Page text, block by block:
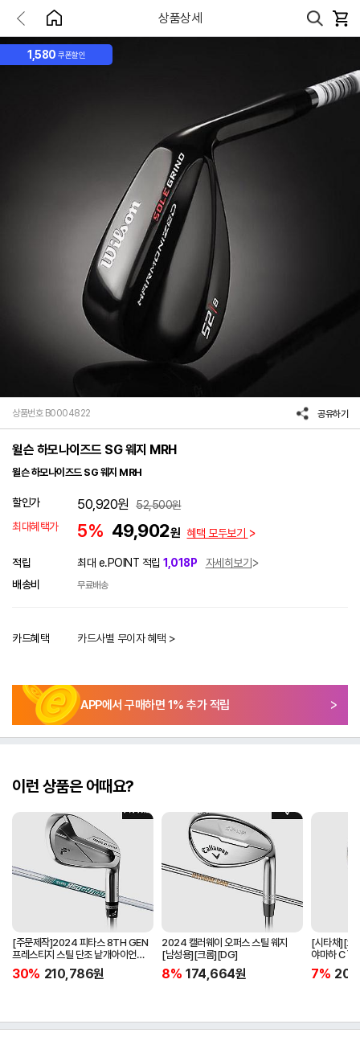
상품상세
1,580 쿠폰할인
상품번호 B0004822 공유하기
윌슨 하모나이즈드 SG 웨지 MRH
윌슨 하모나이즈드 SG 웨지 MRH
할인가 50,920원 52,500원
최대혜택가
5% 49,902원 혜택 모두보기
적립 최대 e.POINT 적립 1,018P
자세히보기
배송비
무료배송
카드혜택 카드사별 무이자 혜택 >
APP에서 구매하면 1% 추가 적립
이런 상품은 어때요?
[주문제작]2024 피타스 8TH GEN
프레스티지 스틸 단조 낱개아이언
[남성용][4번][NSPRO950GH
NEO]
30% 210,786원
2024 캘러웨이 오퍼스 스틸 웨지
[남성용][크롬][DG]
8% 174,664원
[시타채][오
야마하 C`s
[여성용][화
ORIGINAL]
7%